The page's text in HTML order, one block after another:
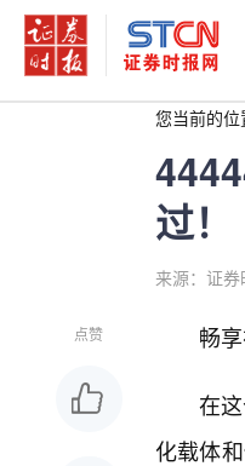
您当前的位
过！
来源：证券
点赞 畅
在
化载体